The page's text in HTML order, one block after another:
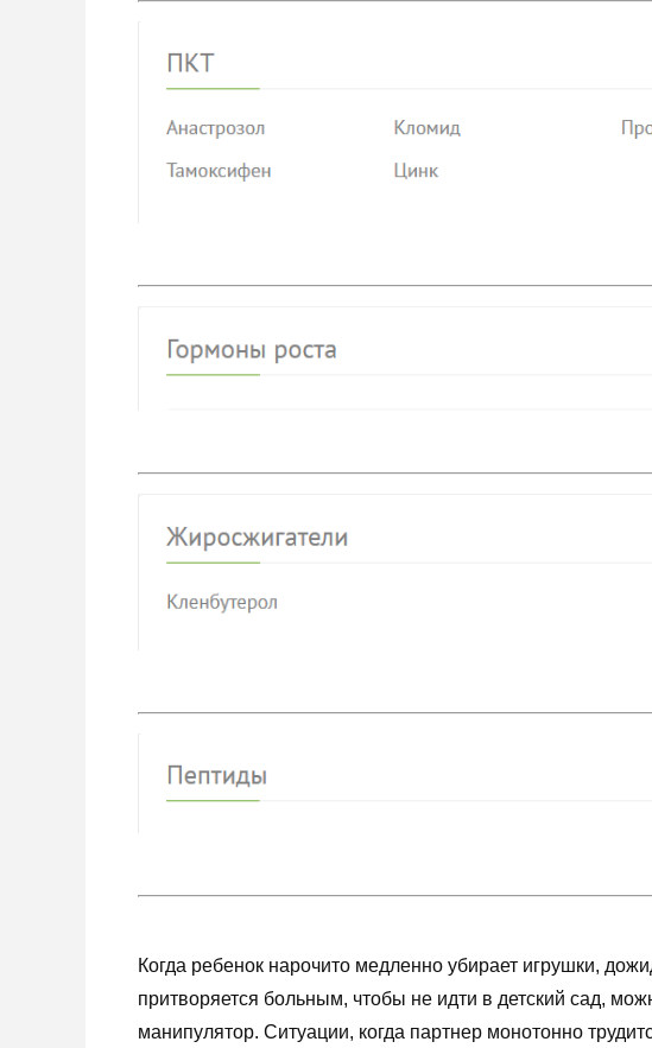
Когда ребенок нарочито медленно убирает игрушки,
притворяется больным, чтобы не идти в детский сад,
манипулятор. Ситуации, когда партнер монотонно